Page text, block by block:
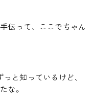
伝って、ここでちゃん
と知っているけど、
な。